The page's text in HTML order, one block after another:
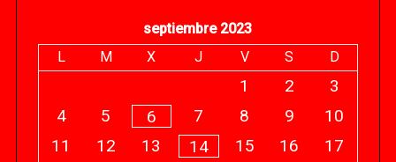
septiembre 2023
L
M X J V S D
1 2
3
4
5 6 7 8 9
10
11
12 13 14 15 16
17